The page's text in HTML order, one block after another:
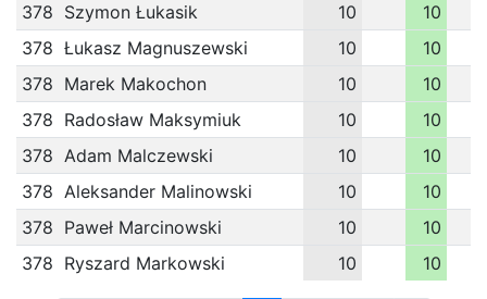
378 Szymon Łukasik 10
10
378 Łukasz Magnuszewski 10
10
378 Marek Makochon 10
10
378 Radosław Maksymiuk 10
10
378 Adam Malczewski 10
10
378 Aleksander Malinowski 10
10
378 Paweł Marcinowski 10
10
378 Ryszard Markowski 10 10